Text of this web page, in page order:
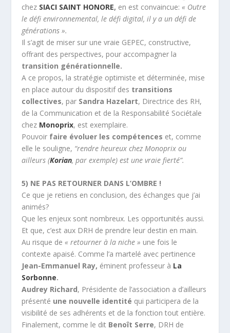
chez SIACI SAINT HONORE, en est convaincue:« Outre
le défi environnemental, le défi digital, il y a un défi de
générations ».
Il s’agit de miser sur une vraie GEPEC, constructive,
offrant des perspectives, pour accompagner la
transition générationnelle.
A ce propos, la stratégie optimiste et déterminée, mise
en place autour du dispositif des transitions
collectives, par Sandra Hazelart, Directrice des RH,
de la Communication et de la Responsabilité Sociétale
chez Monoprix, est exemplaire.
Pouvoir faire évoluer les compétences et, comme
elle le souligne, “rendre heureux chez Monoprix ou
ailleurs (Korian, par exemple) est une vraie fierté”.
5) NE PAS RETOURNER DANS L’OMBRE !
Ce que je retiens en conclusion, des échanges que j’ai
animés?
Que les enjeux sont nombreux. Les opportunités aussi.
Et que, c’est aux DRH de prendre leur destin en main.
Au risque de« retourner à la niche » une fois le
contexte apaisé. Comme l’a martelé avec pertinence
Jean-Emmanuel Ray, éminent professeur à La
Sorbonne.
Audrey Richard, Présidente de l’association a d’ailleurs
présenté une nouvelle identité qui participera de la
visibilité de ses adhérents et de la fonction tout entière.
Finalement, comme le dit Benoît Serre, DRH de